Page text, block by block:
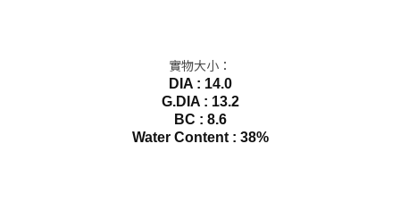
實物大小：
DIA : 14.0
G.DIA : 13.2
BC : 8.6
Water Content : 38%